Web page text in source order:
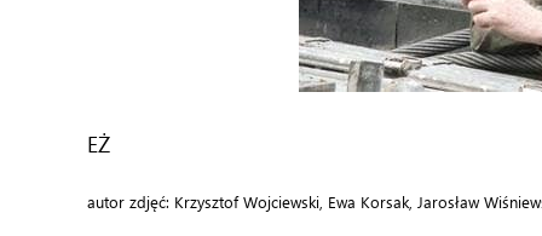
EŻ
autor zdjęć: Krzysztof Wojciewski, Ewa Korsak, Jarosław